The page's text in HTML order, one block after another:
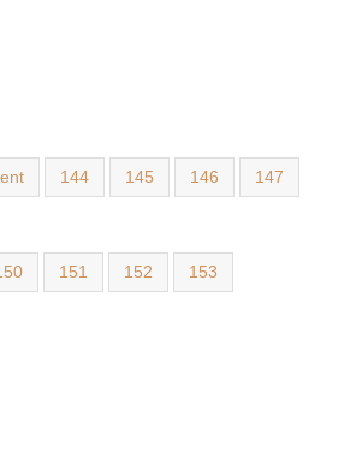
144 145 146 147
151 152 153